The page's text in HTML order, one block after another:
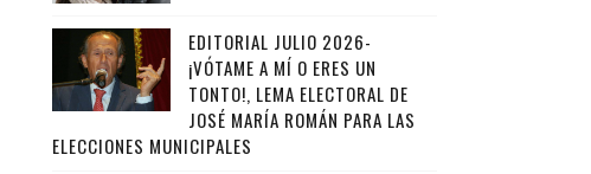
EDITORIAL JULIO 2026-
¡VÓTAME A MÍ O ERES UN
TONTO!, LEMA ELECTORAL DE
JOSÉ MARÍA ROMÁN PARA LAS
ELECCIONES MUNICIPALES